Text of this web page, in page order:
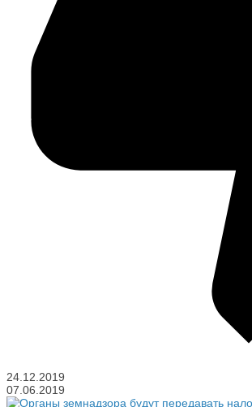
24.12.2019
07.06.2019